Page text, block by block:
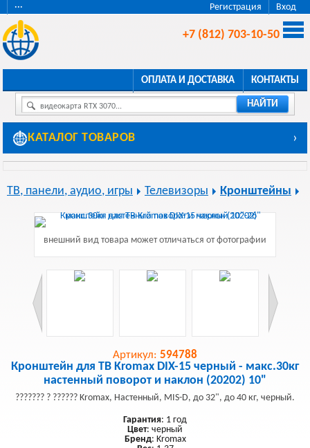
Регистрация Вход
···
+7 (812) 703-10-50
ОПЛАТА И ДОСТАВКА КОНТАКТЫ
видеокарта RTX 3070... НАЙТИ
КАТАЛОГ ТОВАРОВ ›
ТВ, панели, аудио, игры Телевизоры Кронштейны
внешний вид товара может отличаться от фотографии
Артикул: 594788
Кронштейн для ТВ Kromax DIX-15 черный - макс.30кг
настенный поворот и наклон (20202) 10"
??????? ? ?????? Kromax, Настенный, MIS-D, до 32", до 40 кг, черный.
Гарантия: 1 год
Цвет: черный
Бренд: Kromax